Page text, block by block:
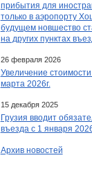
прибытия для
только в аэропорту
будущем новшество
на других пунктах
26 февраля 2026
Увеличение
марта 2026г.
15 декабря 2025
Грузия вводит
въезда с 1 января
Архив новостей